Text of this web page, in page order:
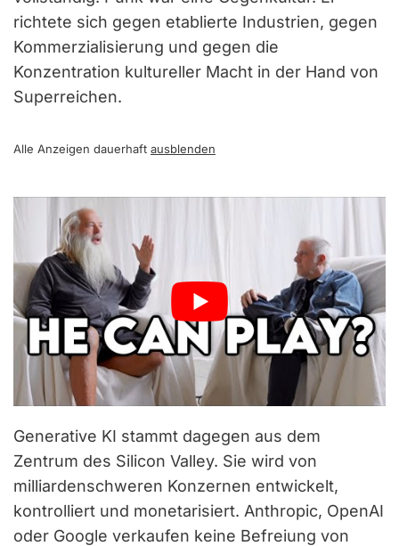
richtete sich gegen etablierte Industrien, gegen
Kommerzialisierung und gegen die
Konzentration kultureller Macht in der Hand von
Superreichen.
Alle Anzeigen dauerhaft ausblenden
Generative KI stammt dagegen aus dem
Zentrum des Silicon Valley. Sie wird von
milliardenschweren Konzernen entwickelt,
kontrolliert und monetarisiert. Anthropic, OpenAI
oder Google verkaufen keine Befreiung von